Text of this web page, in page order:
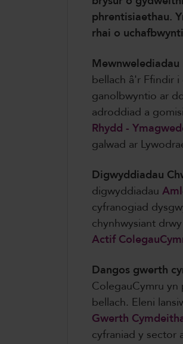
phrentisiaethau.
rhai o
Mewnwelediadau
bellach â'r Ffindir
ganolbwyntio ar
adroddiad a
Rhydd -
galwad ar
Digwyddiadau
digwyddiadau
cyfranogiad
chynhwysiant
Actif
Dangos gwerth
ColegauCymru
bellach. Eleni
Gwerth
cyfraniad y sector